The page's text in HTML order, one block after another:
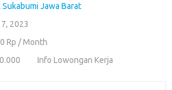
n
b
o
a
e
Sukabumi Jawa Barat
2023
Rp / Month
Info Lowongan Kerja